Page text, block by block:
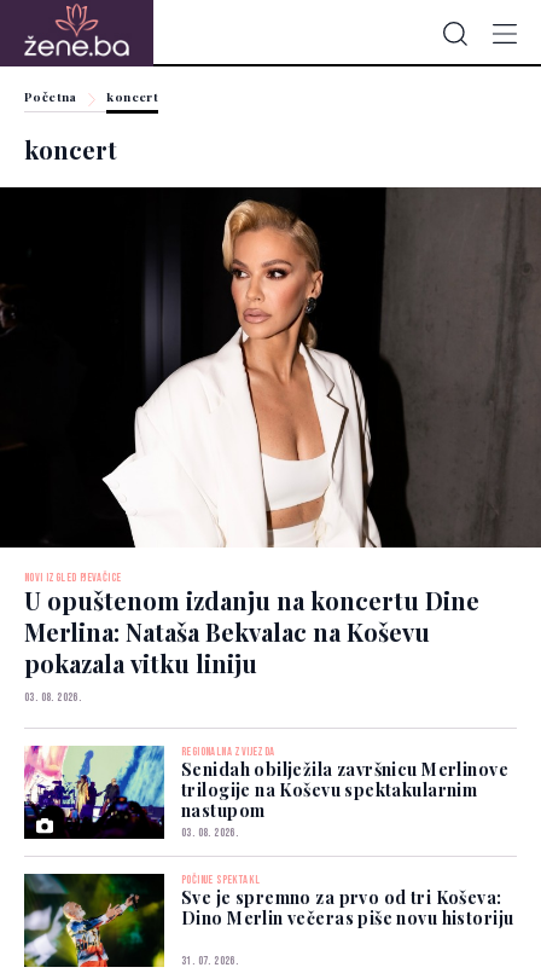
Početna koncert
koncert
NOVI IZGLED PJEVAČICE
U opuštenom izdanju na koncertu Dine
Merlina: Nataša Bekvalac na Koševu
pokazala vitku liniju
03. 08. 2026.
REGIONALNA ZVIJEZDA
Senidah obilježila završnicu Merlinove
trilogije na Koševu spektakularnim
nastupom
03. 08. 2026.
POČINJE SPEKTAKL
Sve je spremno za prvo od tri Koševa:
Dino Merlin večeras piše novu historiju
31. 07. 2026.